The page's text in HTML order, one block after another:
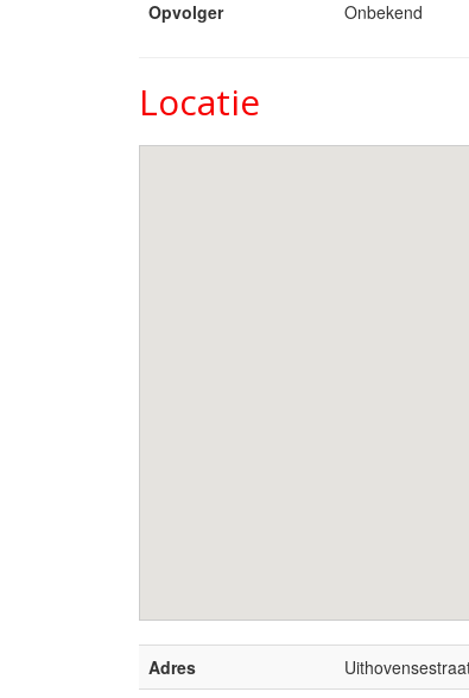
Opvolger
Onbekend
Locatie
Adres